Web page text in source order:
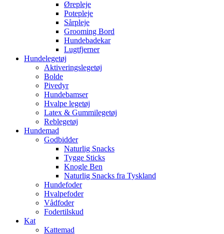
Ørepleje
Potepleje
Sårpleje
Grooming Bord
Hundebadekar
Lugtfjerner
Hundelegetøj
Aktiveringslegetøj
Bolde
Pivedyr
Hundebamser
Hvalpe legetøj
Latex & Gummilegetøj
Reblegetøj
Hundemad
Godbidder
Naturlig Snacks
Tygge Sticks
Knogle Ben
Naturlig Snacks fra Tyskland
Hundefoder
Hvalpefoder
Vådfoder
Fodertilskud
Kat
Kattemad